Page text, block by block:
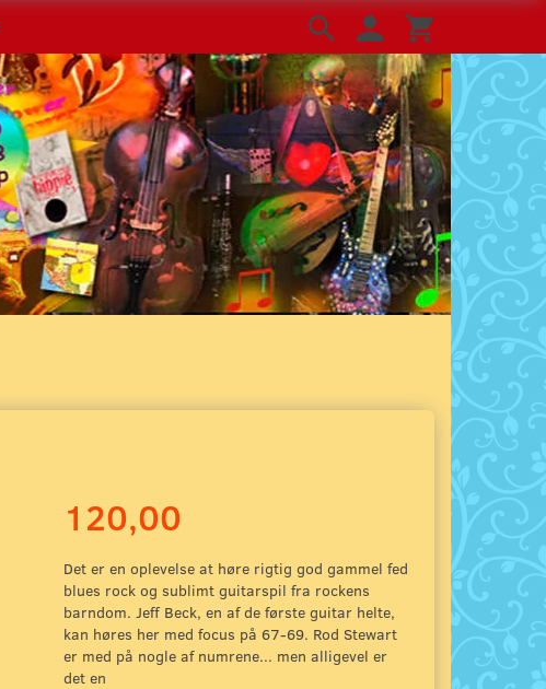
120,00
Det er en oplevelse at høre rigtig god gammel fed
blues rock og sublimt guitarspil fra rockens
barndom. Jeff Beck, en af de første guitar helte,
kan høres her med focus på 67-69. Rod Stewart
er med på nogle af numrene... men alligevel er
det en